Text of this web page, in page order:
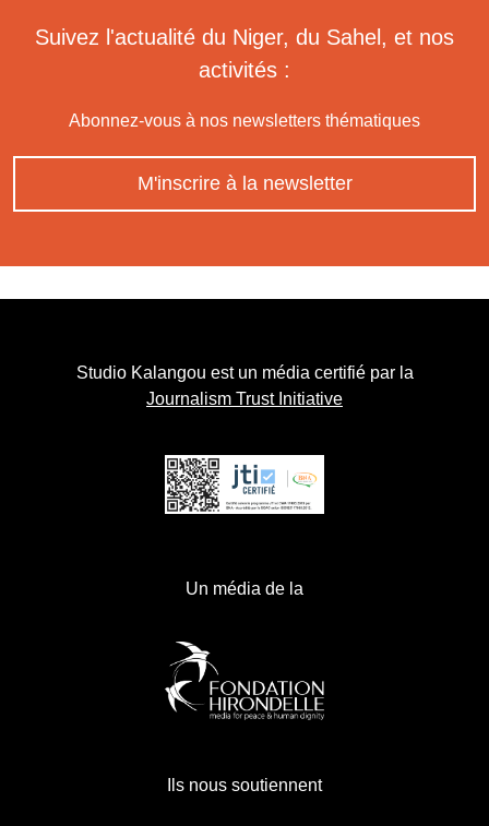
Suivez l'actualité du Niger, du Sahel, et nos
activités :
Abonnez-vous à nos newsletters thématiques
M'inscrire à la newsletter
Studio Kalangou est un média certifié par la
Journalism Trust Initiative
Un média de la
Ils nous soutiennent